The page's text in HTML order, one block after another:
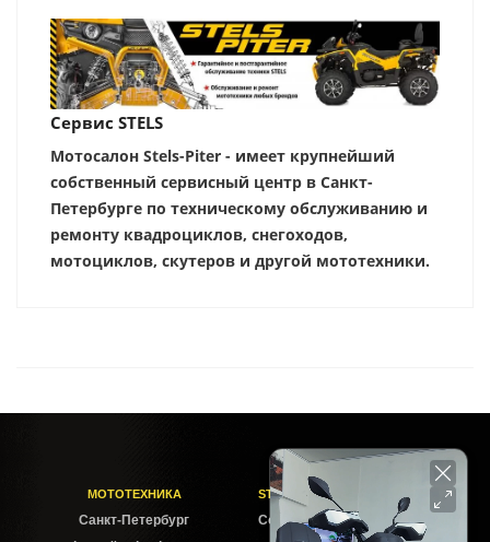
Сервис STELS
Мотосалон Stels-Piter - имеет крупнейший
собственный сервисный центр в Санкт-
Петербурге по техническому обслуживанию и
ремонту квадроциклов, снегоходов,
мотоциклов, скутеров и другой мототехники.
МОТОТЕХНИКА
Cанкт-Петербург
STELS-PITER СОФИЙСКАЯ
Софийская ул. 6Б